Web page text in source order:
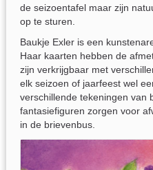
de seizoentafel maar zijn
op te sturen.
Baukje Exler is een
Haar kaarten hebben de
zijn verkrijgbaar met
elk seizoen of jaarfeest wel
verschillende tekeningen van
fantasiefiguren zorgen voor
in de brievenbus.